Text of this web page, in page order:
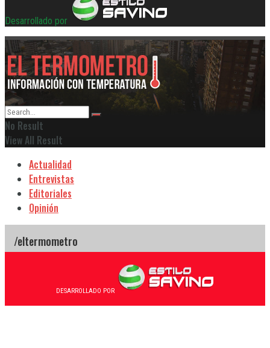
Desarrollado por
No Result
View All Result
Actualidad
Entrevistas
Editoriales
Opinión
DESARROLLADO POR